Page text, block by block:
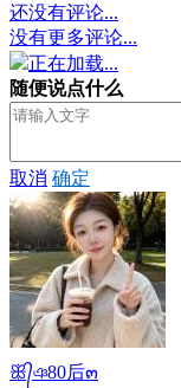
还没有评论...
没有更多评论...
正在加载...
随便说点什么
取消 确定
ꕥ᭄ঞ80后๓